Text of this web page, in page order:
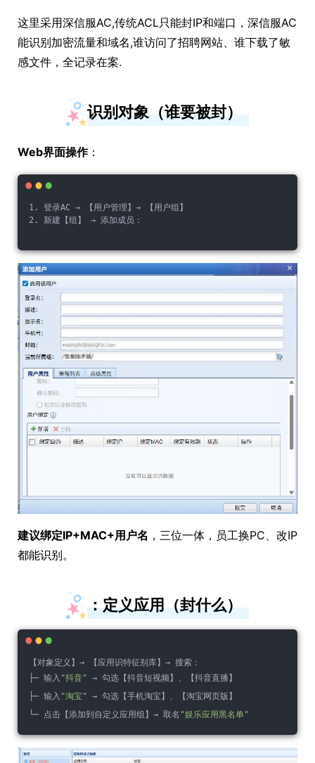
这里采用深信服AC,传统ACL只能封IP和端口，深信服AC
能识别加密流量和域名,谁访问了招聘网站、谁下载了敏
感文件，全记录在案.
识别对象（谁要被封）
Web界面操作：
1. 登录AC → 【用户管理】→ 【用户组】
2. 新建【组】 → 添加成员：
建议绑定IP+MAC+用户名 ，三位一体，员工换PC、改IP
都能识别。
：定义应用（封什么）
【对象定义】→ 【应用识特征别库】→ 搜索：
├─ 输入 "抖音" → 勾选【抖音短视频】、【抖音直播】
├─ 输入 "淘宝" → 勾选【手机淘宝】、【淘宝网页版】
└─ 点击【添加到自定义应用组】→ 取名 "娱乐应用黑名单"